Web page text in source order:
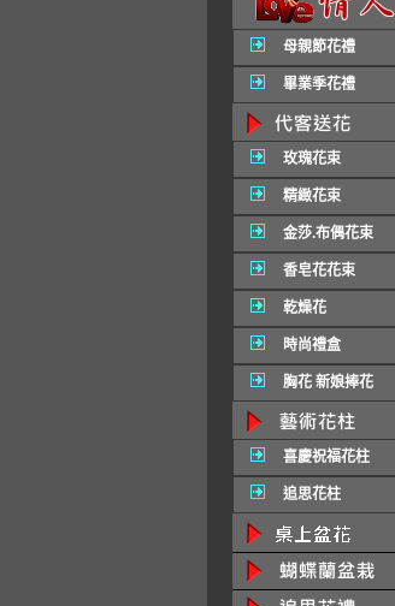
母親節花禮
畢業季花禮
玫瑰花束
精緻花束
金莎.布偶花束
香皂花花束
乾燥花
時尚禮盒
胸花 新娘捧花
喜慶祝福花柱
追思花柱